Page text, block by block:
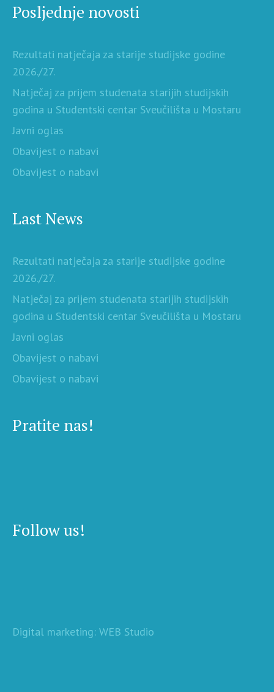
Posljednje novosti
Rezultati natječaja za starije studijske godine
2026./27.
Natječaj za prijem studenata starijih studijskih
godina u Studentski centar Sveučilišta u Mostaru
Javni oglas
Obavijest o nabavi
Obavijest o nabavi
Last News
Rezultati natječaja za starije studijske godine
2026./27.
Natječaj za prijem studenata starijih studijskih
godina u Studentski centar Sveučilišta u Mostaru
Javni oglas
Obavijest o nabavi
Obavijest o nabavi
Pratite nas!
Follow us!
Digital marketing: WEB Studio